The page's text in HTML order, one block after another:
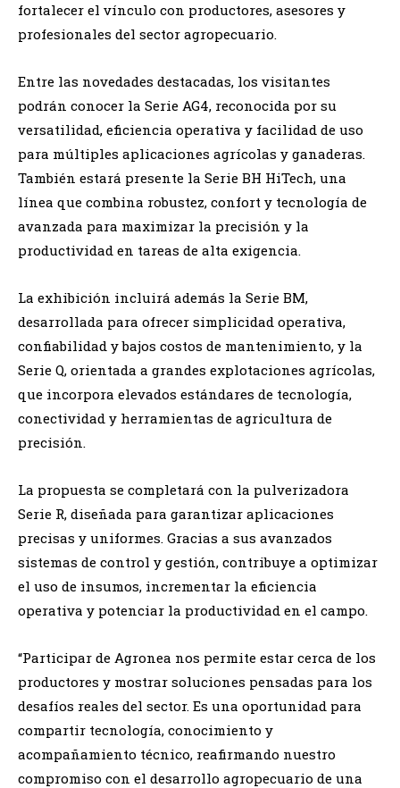
fortalecer el vínculo con productores, asesores y
profesionales del sector agropecuario.
Entre las novedades destacadas, los visitantes
podrán conocer la Serie AG4, reconocida por su
versatilidad, eficiencia operativa y facilidad de uso
para múltiples aplicaciones agrícolas y ganaderas.
También estará presente la Serie BH HiTech, una
línea que combina robustez, confort y tecnología de
avanzada para maximizar la precisión y la
productividad en tareas de alta exigencia.
La exhibición incluirá además la Serie BM,
desarrollada para ofrecer simplicidad operativa,
confiabilidad y bajos costos de mantenimiento, y la
Serie Q, orientada a grandes explotaciones agrícolas,
que incorpora elevados estándares de tecnología,
conectividad y herramientas de agricultura de
precisión.
La propuesta se completará con la pulverizadora
Serie R, diseñada para garantizar aplicaciones
precisas y uniformes. Gracias a sus avanzados
sistemas de control y gestión, contribuye a optimizar
el uso de insumos, incrementar la eficiencia
operativa y potenciar la productividad en el campo.
“Participar de Agronea nos permite estar cerca de los
productores y mostrar soluciones pensadas para los
desafíos reales del sector. Es una oportunidad para
compartir tecnología, conocimiento y
acompañamiento técnico, reafirmando nuestro
compromiso con el desarrollo agropecuario de una